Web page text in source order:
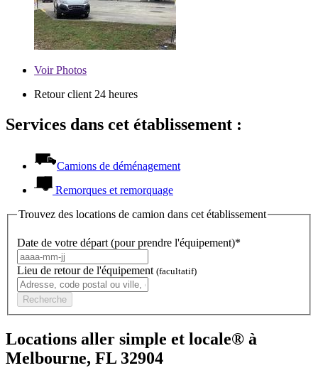
VoirPhotos
Retour client 24 heures
Services dans cet établissement :
Camions de déménagement
Remorques et remorquage
Trouvez des locations de camion dans cet établissement
Date de votre départ (pour prendre l'équipement)*
Lieu de retour de l'équipement (facultatif)
Recherche
Locations aller simple et locale® à
Melbourne, FL 32904